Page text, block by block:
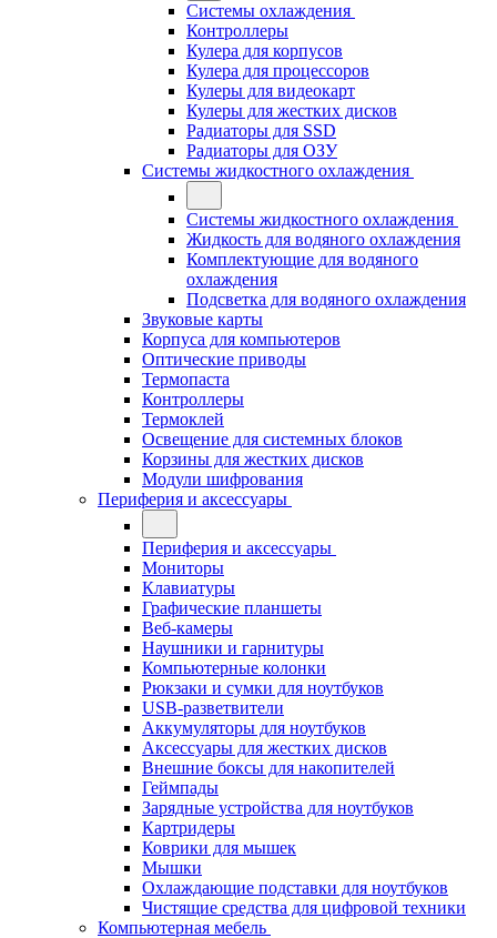
Системы охлаждения
Контроллеры
Кулера для корпусов
Кулера для процессоров
Кулеры для видеокарт
Кулеры для жестких дисков
Радиаторы для SSD
Радиаторы для ОЗУ
Системы жидкостного охлаждения
Системы жидкостного охлаждения
Жидкость для водяного охлаждения
Комплектующие для водяного
охлаждения
Подсветка для водяного охлаждения
Звуковые карты
Корпуса для компьютеров
Оптические приводы
Термопаста
Контроллеры
Термоклей
Освещение для системных блоков
Корзины для жестких дисков
Модули шифрования
Периферия и аксессуары
Периферия и аксессуары
Мониторы
Клавиатуры
Графические планшеты
Веб-камеры
Наушники и гарнитуры
Компьютерные колонки
Рюкзаки и сумки для ноутбуков
USB-разветвители
Аккумуляторы для ноутбуков
Аксессуары для жестких дисков
Внешние боксы для накопителей
Геймпады
Зарядные устройства для ноутбуков
Картридеры
Коврики для мышек
Мышки
Охлаждающие подставки для ноутбуков
Чистящие средства для цифровой техники
Компьютерная мебель